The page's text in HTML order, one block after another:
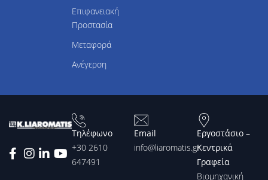
Επιφανειακή
Προστασία
Μεταφορά
Ανέγερση
Τηλέφωνο
+30 2610
647491
Email
info@liaromatis.gr
Εργοστάσιο –
Κεντρικά
Γραφεία
Βιομηχανική